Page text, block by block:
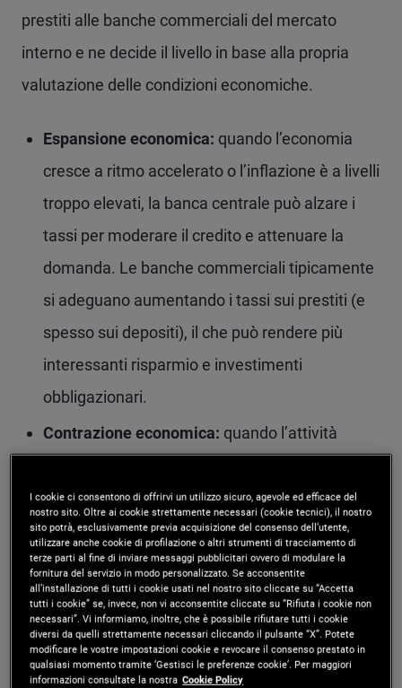
prestiti alle banche commerciali del mercato
interno e ne decide il livello in base alla propria
valutazione delle condizioni economiche.
Espansione economica: quando l’economia
cresce a ritmo accelerato o l’inflazione è a livelli
troppo elevati, la banca centrale può alzare i
tassi per moderare il credito e attenuare la
domanda. Le banche commerciali tipicamente
si adeguano aumentando i tassi sui prestiti (e
spesso sui depositi), il che può rendere più
interessanti risparmio e investimenti
obbligazionari.
Contrazione economica: quando l’attività
abbassare il tasso di riferimento per
incoraggiare il credito e stimolare la crescita.
Tassi di politica monetaria più bassi in genere
rendono i risparmi e le obbligazioni meno
interessanti rispetto ad altre opportunità.
I cookie ci consentono di offrirvi un utilizzo sicuro, agevole ed efficace del
nostro sito. Oltre ai cookie strettamente necessari (cookie tecnici), il nostro
sito potrà, esclusivamente previa acquisizione del consenso dell’utente,
utilizzare anche cookie di profilazione o altri strumenti di tracciamento di
terze parti al fine di inviare messaggi pubblicitari ovvero di modulare la
fornitura del servizio in modo personalizzato. Se acconsentite
all’installazione di tutti i cookie usati nel nostro sito cliccate su “Accetta
tutti i cookie” se, invece, non vi acconsentite cliccate su “Rifiuta i cookie non
necessari”. Vi informiamo, inoltre, che è possibile rifiutare tutti i cookie
diversi da quelli strettamente necessari cliccando il pulsante “X”. Potete
modificare le vostre impostazioni cookie e revocare il consenso prestato in
qualsiasi momento tramite ‘Gestisci le preferenze cookie’. Per maggiori
informazioni consultate la nostra Cookie Policy